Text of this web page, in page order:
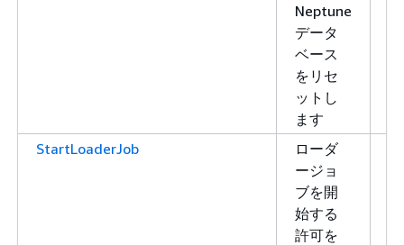
Neptune
データ
ベース
をリセ
ットし
ます
StartLoaderJob
ローダ
ージョ
ブを開
始する
許可を